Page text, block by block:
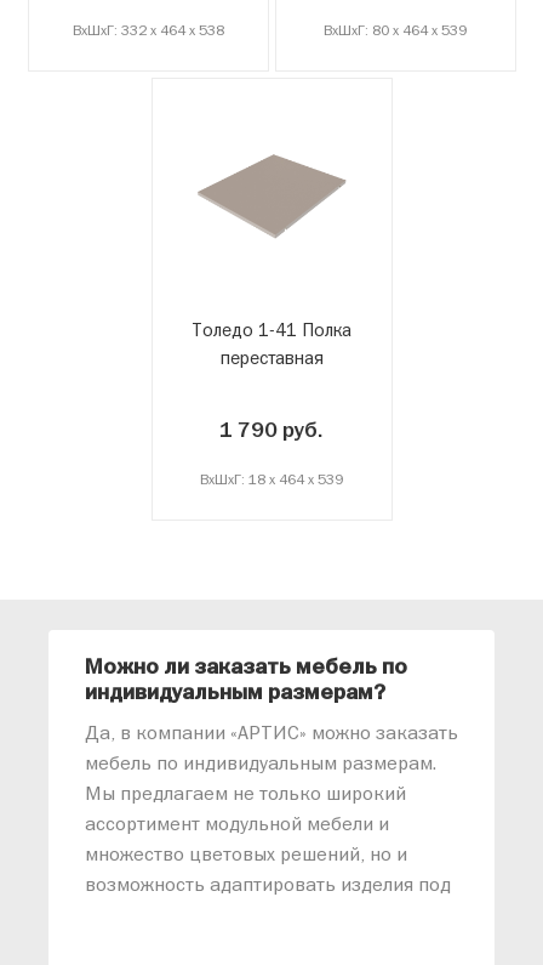
ВxШxГ: 332 x 464 x 538 ВxШxГ: 80 x 464 x 539
Толедо 1-41 Полка
переставная
1 790 руб.
ВxШxГ: 18 x 464 x 539
Можно ли заказать мебель по
индивидуальным размерам?
Да, в компании «АРТИС» можно заказать
мебель по индивидуальным размерам.
Мы предлагаем не только широкий
ассортимент модульной мебели и
множество цветовых решений, но и
возможность адаптировать изделия под